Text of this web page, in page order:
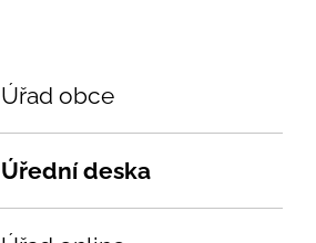
Úřad obce
Úřední deska